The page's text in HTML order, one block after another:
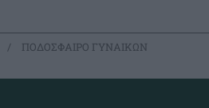
ΠΟΔΟΣΦΑΙΡΟ ΓΥΝΑΙΚΩΝ